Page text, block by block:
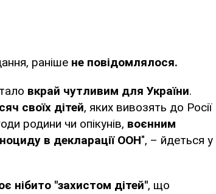
раніше не повідомлялося.
вкрай чутливим для України.
своїх дітей, яких вивозять до Росії
родини чи опікунів, воєнним
в декларації ООН", – йдеться у
нібито "захистом дітей", що